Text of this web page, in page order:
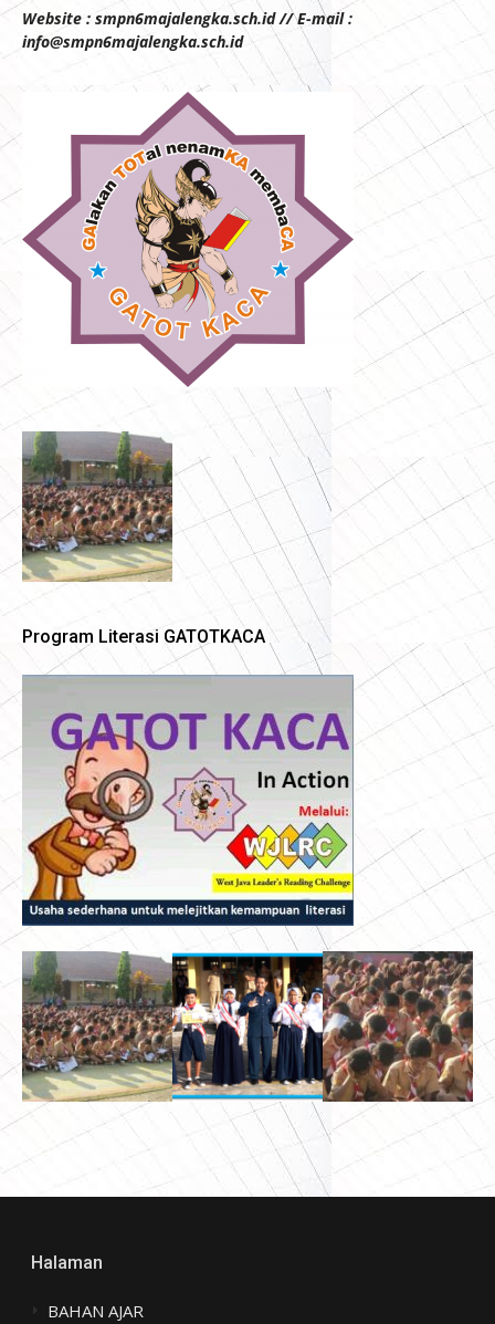
Website : smpn6majalengka.sch.id // E-mail :
info@smpn6majalengka.sch.id
Program Literasi GATOTKACA
Halaman
BAHAN AJAR